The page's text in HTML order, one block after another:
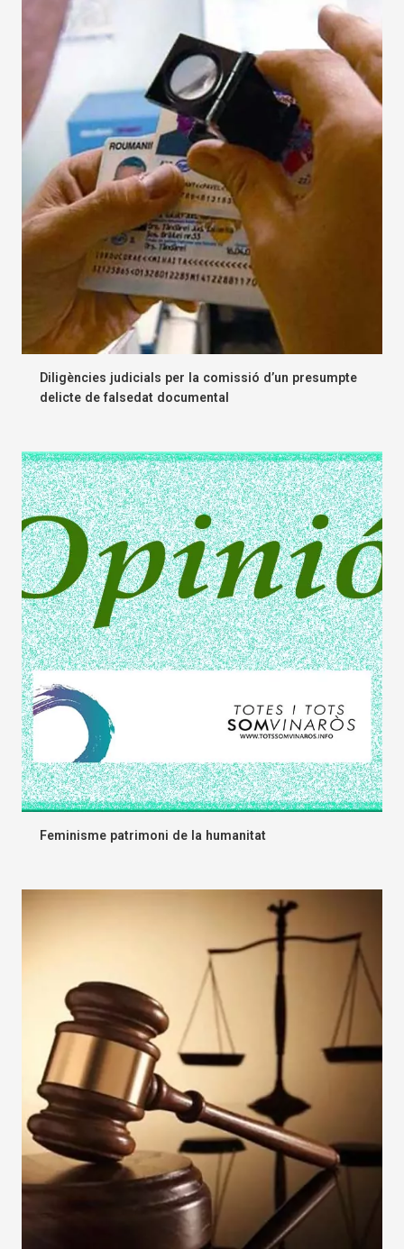
Diligències judicials per la comissió d’un presumpte
delicte de falsedat documental
Feminisme patrimoni de la humanitat